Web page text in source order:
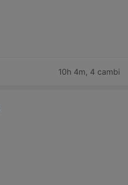
10h 4m, 4 cambi